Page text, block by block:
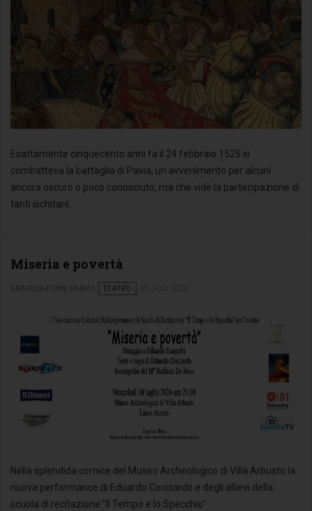
Esattamente cinquecento anni fa il 24 febbraio 1525 si
combatteva la battaglia di Pavia, un avvenimento per alcuni
ancora oscuro o poco conosciuto, ma che vide la partecipazione di
tanti ischitani.
Miseria e povertà
TEATRO
Nella splendida cornice del Museo Archeologico di Villa Arbusto la
nuova performance di Eduardo Cocciardo e degli allievi della
scuola di recitazione "Il Tempo e lo Specchio"